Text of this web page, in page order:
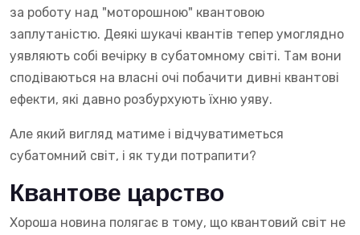
за роботу над "моторошною" квантовою
заплутаністю. Деякі шукачі квантів тепер умоглядно
уявляють собі вечірку в субатомному світі. Там вони
сподіваються на власні очі побачити дивні квантові
ефекти, які давно розбурхують їхню уяву.
Але який вигляд матиме і відчуватиметься
субатомний світ, і як туди потрапити?
Квантове царство
Хороша новина полягає в тому, що квантовий світ не